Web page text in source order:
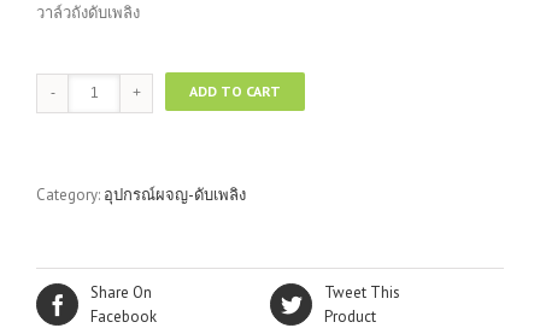
วาล์วถังดับเพลิง
วาล์ว
ถัง
ADD TO CART
Category: อุปกรณ์ผจญ-ดับเพลิง
Share On
Facebook
Tweet This
Product